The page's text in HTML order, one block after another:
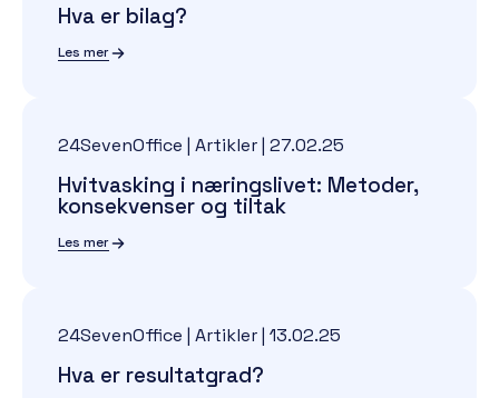
Hva er bilag?
Les mer
24SevenOffice | Artikler| 27.02.25
Hvitvasking i næringslivet: Metoder,
konsekvenser og tiltak
Les mer
24SevenOffice | Artikler| 13.02.25
Hva er resultatgrad?